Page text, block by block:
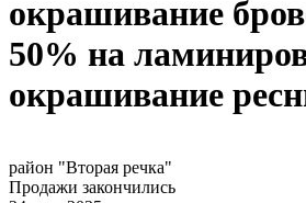
окрашивание
50% на
окрашивание
район "Вторая речка"
Продажи закончились